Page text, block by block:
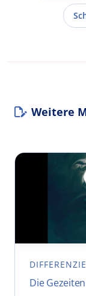
Weitere
Die